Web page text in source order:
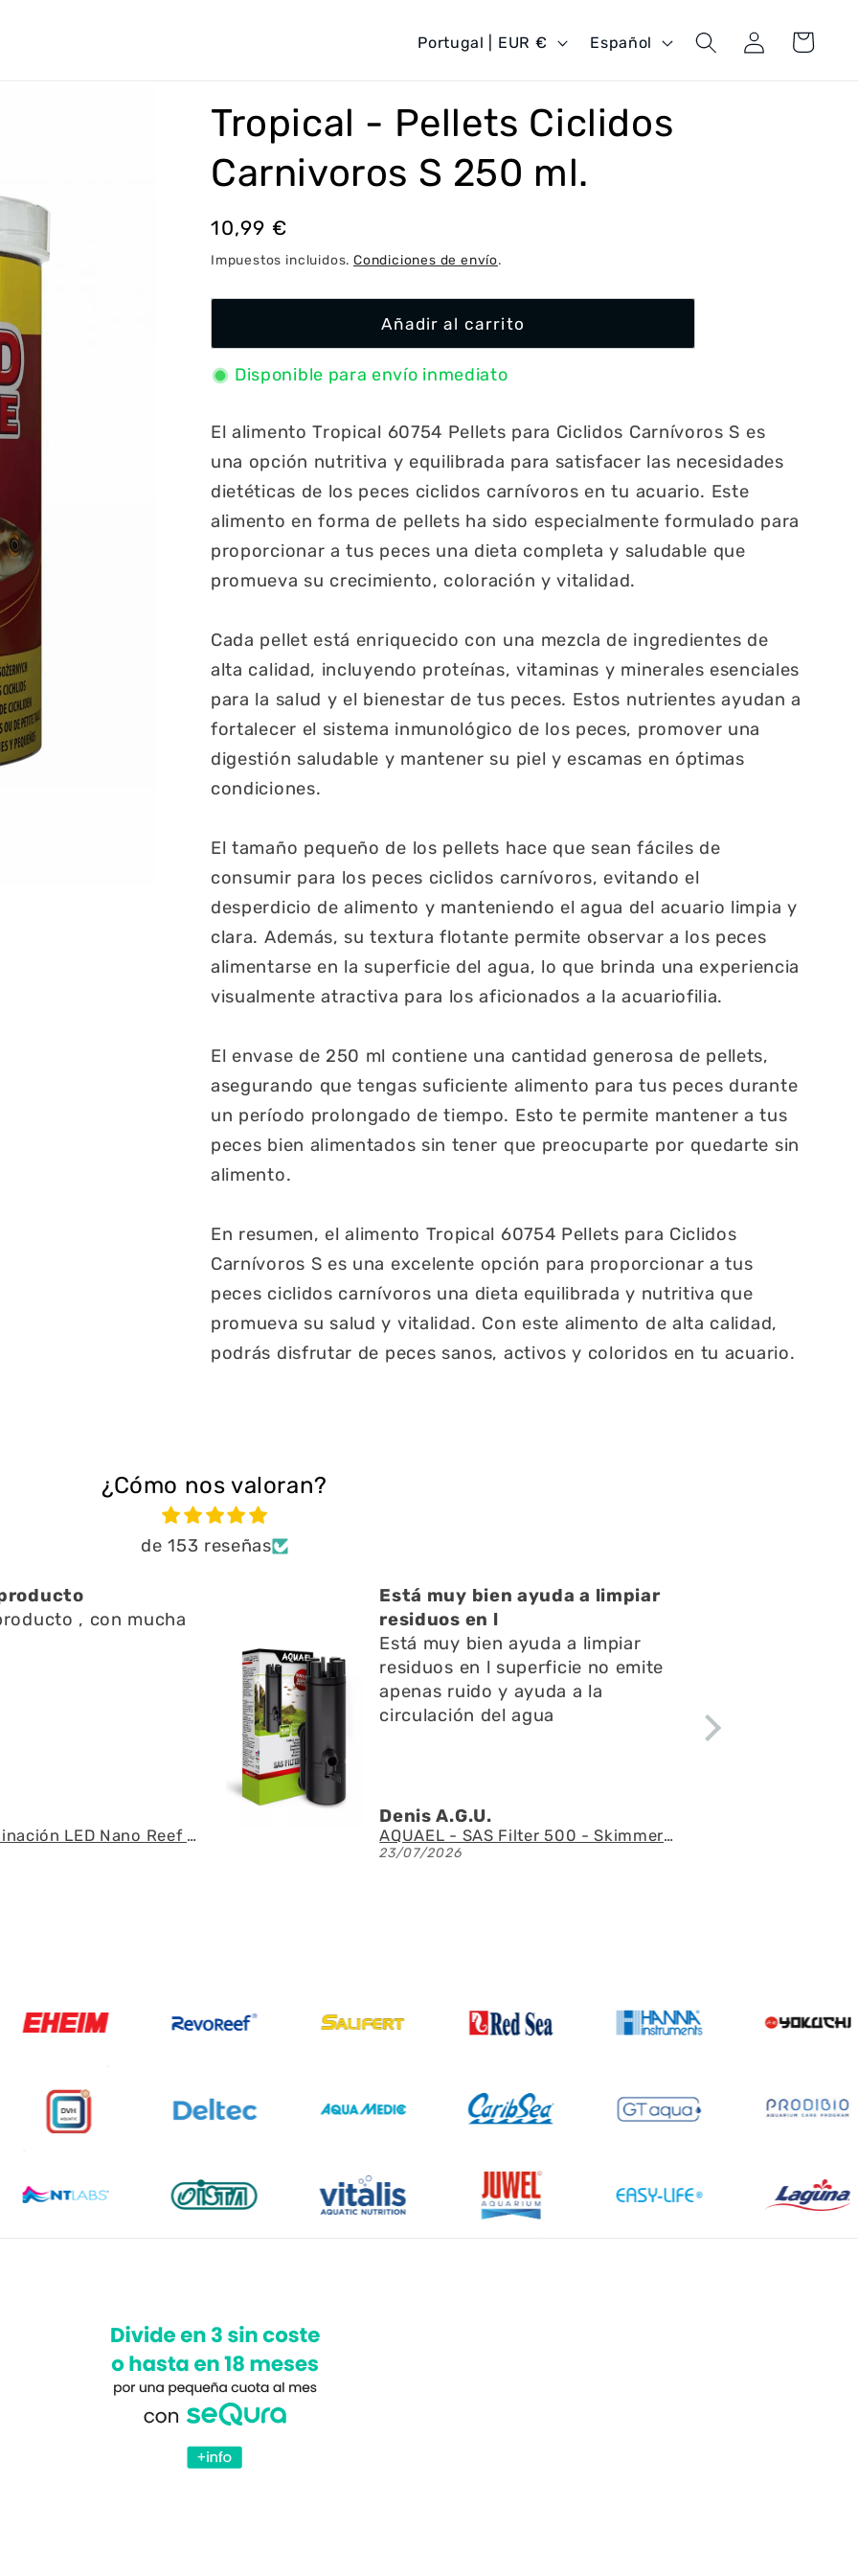
P
s
r
i
ó
n
Portugal | EUR €
o
a
Español
Iniciar
sesión
Carrito
Tropical - Pellets Ciclidos
Carnivoros S 250 ml.
Precio
habitual
10,99 €
Impuestos incluidos. Condiciones de envío.
Añadir al carrito
Disponible para envío inmediato
El alimento Tropical 60754 Pellets para Ciclidos Carnívoros S es
una opción nutritiva y equilibrada para satisfacer las necesidades
dietéticas de los peces ciclidos carnívoros en tu acuario. Este
alimento en forma de pellets ha sido especialmente formulado para
proporcionar a tus peces una dieta completa y saludable que
promueva su crecimiento, coloración y vitalidad.
Cada pellet está enriquecido con una mezcla de ingredientes de
alta calidad, incluyendo proteínas, vitaminas y minerales esenciales
para la salud y el bienestar de tus peces. Estos nutrientes ayudan a
fortalecer el sistema inmunológico de los peces, promover una
digestión saludable y mantener su piel y escamas en óptimas
condiciones.
El tamaño pequeño de los pellets hace que sean fáciles de
consumir para los peces ciclidos carnívoros, evitando el
desperdicio de alimento y manteniendo el agua del acuario limpia y
clara. Además, su textura flotante permite observar a los peces
alimentarse en la superficie del agua, lo que brinda una experiencia
visualmente atractiva para los aficionados a la acuariofilia.
El envase de 250 ml contiene una cantidad generosa de pellets,
asegurando que tengas suficiente alimento para tus peces durante
un período prolongado de tiempo. Esto te permite mantener a tus
peces bien alimentados sin tener que preocuparte por quedarte sin
alimento.
En resumen, el alimento Tropical 60754 Pellets para Ciclidos
Carnívoros S es una excelente opción para proporcionar a tus
peces ciclidos carnívoros una dieta equilibrada y nutritiva que
promueva su salud y vitalidad. Con este alimento de alta calidad,
podrás disfrutar de peces sanos, activos y coloridos en tu acuario.
¿Cómo nos valoran?
de 153 reseñas
ayuda a limpiar
l
ayuda a limpiar
AQUAEL - SAS Filter 500 - Skimmer de superficie
Una atención muy buena
Una atención muy buena,amables
y respondieron rápido todas mis
preguntas y consultas,el envío
fue rápido y el acuario se ve
espectacular
Ángel l.Z.p.
Acuario con mueble AQUAEL GLOSSY 150 BLACK de 405 litros
21/07/2026